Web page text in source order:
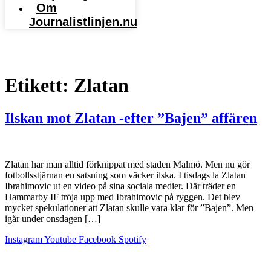
Om
Journalistlinjen.nu
Etikett: Zlatan
Ilskan mot Zlatan -efter ”Bajen” affären
Zlatan har man alltid förknippat med staden Malmö. Men nu gör
fotbollsstjärnan en satsning som väcker ilska. I tisdags la Zlatan
Ibrahimovic ut en video på sina sociala medier. Där träder en
Hammarby IF tröja upp med Ibrahimovic på ryggen. Det blev
mycket spekulationer att Zlatan skulle vara klar för ”Bajen”. Men
igår under onsdagen […]
InstagramYoutube Facebook Spotify